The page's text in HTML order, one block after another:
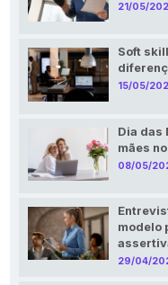
21/05/
Soft
15/05/
Dia das
mães
08/05/
modelo
29/04/